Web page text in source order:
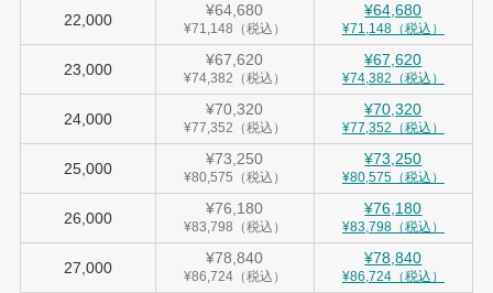
22,000
¥64,680
¥71,148（税込）
¥64,680
¥71,148（税込）
23,000
¥67,620
¥74,382（税込）
¥67,620
¥74,382（税込）
24,000
¥70,320
¥77,352（税込）
¥70,320
¥77,352（税込）
25,000
¥73,250
¥80,575（税込）
¥73,250
¥80,575（税込）
26,000
¥76,180
¥83,798（税込）
¥76,180
¥83,798（税込）
27,000
¥78,840
¥86,724（税込）
¥78,840
¥86,724（税込）